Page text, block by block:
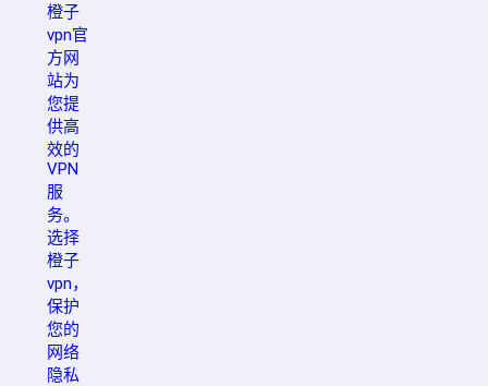
橙子
vpn官
方网
站为
您提
供高
效的
VPN
服
务。
选择
橙子
vpn，
保护
您的
网络
隐私